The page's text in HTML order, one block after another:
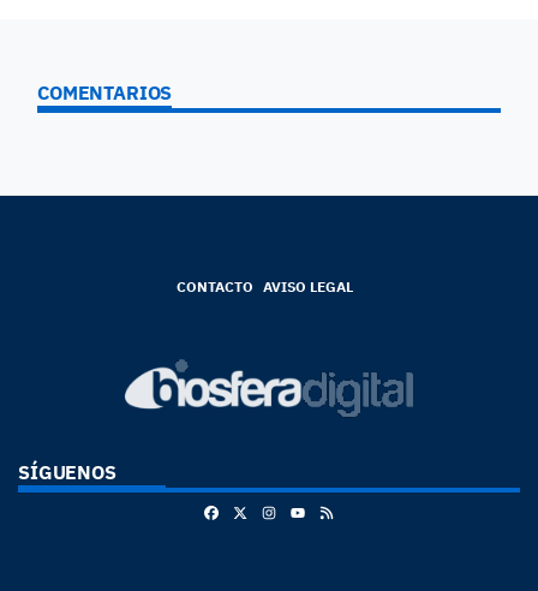
COMENTARIOS
CONTACTO AVISO LEGAL
SÍGUENOS
FacebookInstagram